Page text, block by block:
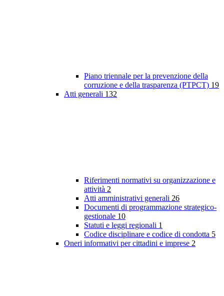
Piano triennale per la prevenzione della
corruzione e della trasparenza (PTPCT) 19
Atti generali 132
Riferimenti normativi su organizzazione e
attività 2
Atti amministrativi generali 26
Documenti di programmazione strategico-
gestionale 10
Statuti e leggi regionali 1
Codice disciplinare e codice di condotta 5
Oneri informativi per cittadini e imprese 2